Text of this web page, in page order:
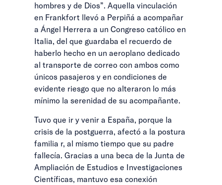
hombres y de Dios”. Aquella vinculación
en Frankfort llevó a Perpiñá a acompañar
a Ángel Herrera a un Congreso católico en
Italia, del que guardaba el recuerdo de
haberlo hecho en un aeroplano dedicado
al transporte de correo con ambos como
únicos pasajeros y en condiciones de
evidente riesgo que no alteraron lo más
mínimo la serenidad de su acompañante.
Tuvo que ir y venir a España, porque la
crisis de la postguerra, afectó a la postura
familia r, al mismo tiempo que su padre
fallecía. Gracias a una beca de la Junta de
Ampliación de Estudios e Investigaciones
Científicas, mantuvo esa conexión